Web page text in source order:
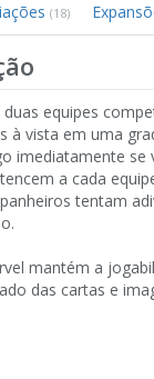
(18)
duas equipes
à vista em uma
imediatamente se
a cada
tentam
mantém a
das cartas e